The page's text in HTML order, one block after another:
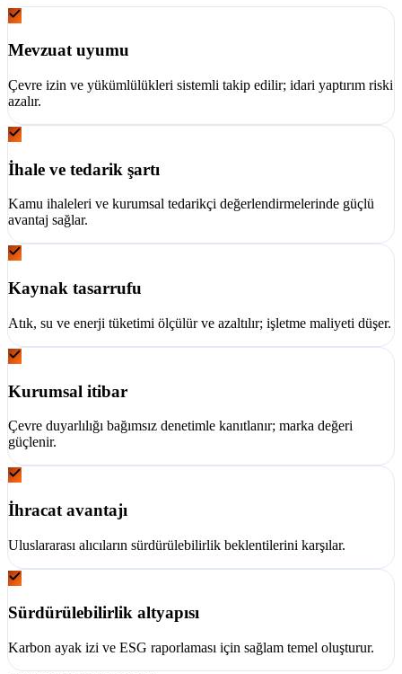
Mevzuat uyumu
Çevre izin ve yükümlülükleri sistemli takip edilir; idari yaptırım riski
azalır.
İhale ve tedarik şartı
Kamu ihaleleri ve kurumsal tedarikçi değerlendirmelerinde güçlü
avantaj sağlar.
Kaynak tasarrufu
Atık, su ve enerji tüketimi ölçülür ve azaltılır; işletme maliyeti düşer.
Kurumsal itibar
Çevre duyarlılığı bağımsız denetimle kanıtlanır; marka değeri
güçlenir.
İhracat avantajı
Uluslararası alıcıların sürdürülebilirlik beklentilerini karşılar.
Sürdürülebilirlik altyapısı
Karbon ayak izi ve ESG raporlaması için sağlam temel oluşturur.